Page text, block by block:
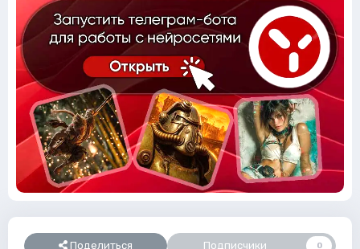
Поделиться Подписчики 0